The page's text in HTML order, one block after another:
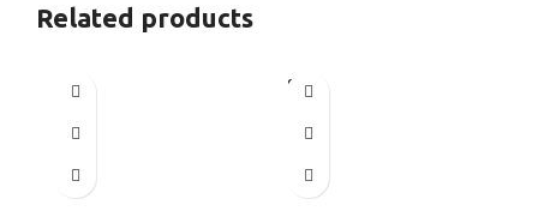
Related products
SOLD
OUT